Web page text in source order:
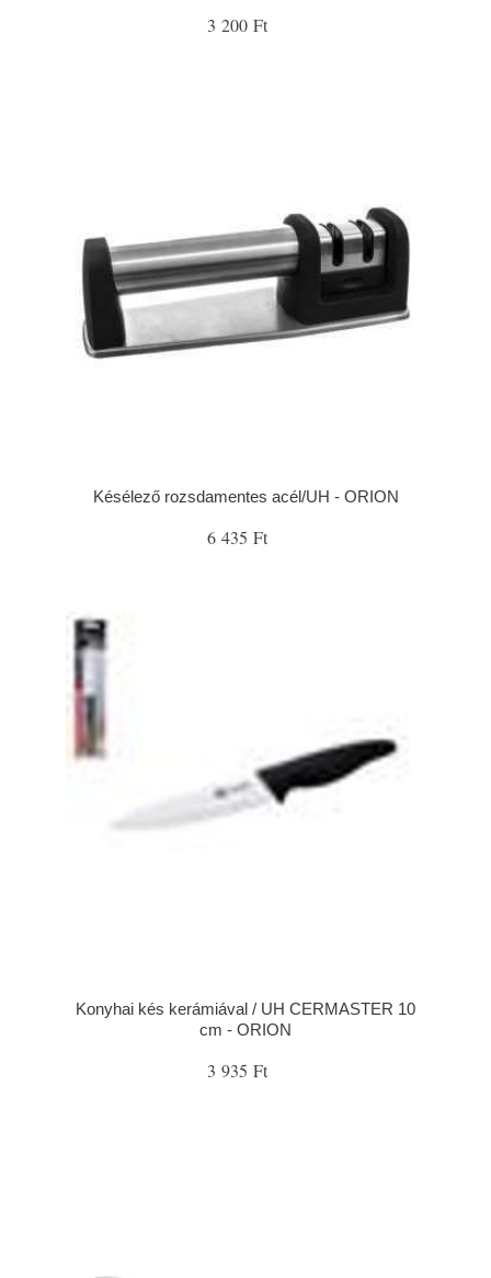
3 200 Ft
Késélező rozsdamentes acél/UH - ORION
6 435 Ft
Konyhai kés kerámiával / UH CERMASTER 10
cm - ORION
3 935 Ft